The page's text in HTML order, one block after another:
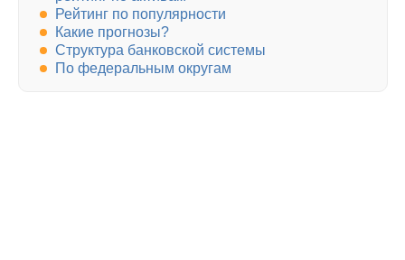
Рейтинг по популярности
Какие прогнозы?
Структура банковской системы
По федеральным округам